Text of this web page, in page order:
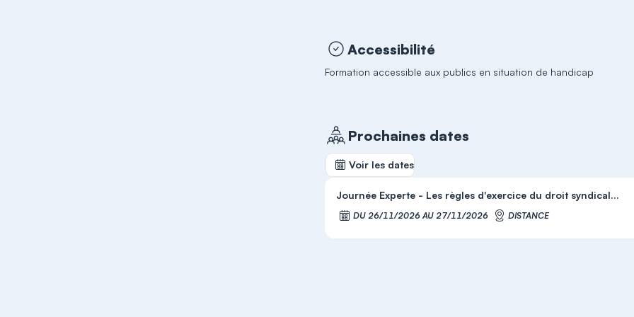
Accessibilité
Formation accessible aux publics en situation de handicap
Prochaines dates
Voir les dates
Journée Experte - Les règles d'exercice du droit syndical...
DU 26/11/2026 AU 27/11/2026 DISTANCE